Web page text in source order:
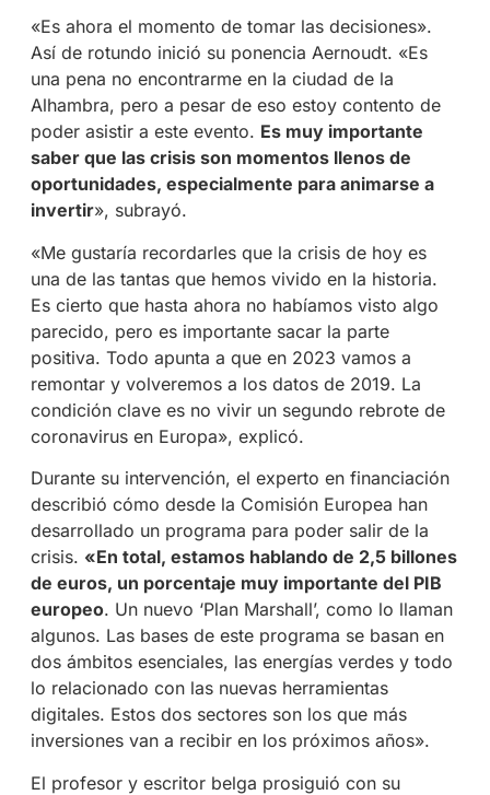
«Es ahora el momento de tomar las decisiones».
Así de rotundo inició su ponencia Aernoudt. «Es
una pena no encontrarme en la ciudad de la
Alhambra, pero a pesar de eso estoy contento de
poder asistir a este evento. Es muy importante
saber que las crisis son momentos llenos de
oportunidades, especialmente para animarse a
invertir», subrayó.
«Me gustaría recordarles que la crisis de hoy es
una de las tantas que hemos vivido en la historia.
Es cierto que hasta ahora no habíamos visto algo
parecido, pero es importante sacar la parte
positiva. Todo apunta a que en 2023 vamos a
remontar y volveremos a los datos de 2019. La
condición clave es no vivir un segundo rebrote de
coronavirus en Europa», explicó.
Durante su intervención, el experto en financiación
describió cómo desde la Comisión Europea han
desarrollado un programa para poder salir de la
crisis. «En total, estamos hablando de 2,5 billones
de euros, un porcentaje muy importante del PIB
europeo. Un nuevo ‘Plan Marshall’, como lo llaman
algunos. Las bases de este programa se basan en
dos ámbitos esenciales, las energías verdes y todo
lo relacionado con las nuevas herramientas
digitales. Estos dos sectores son los que más
inversiones van a recibir en los próximos años».
El profesor y escritor belga prosiguió con su